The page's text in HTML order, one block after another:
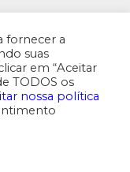
fornecer a
suas
em “Aceitar
TODOS os
nossa política